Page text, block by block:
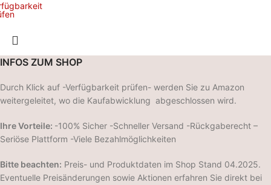
INFOS ZUM SHOP
Durch Klick auf -Verfügbarkeit prüfen- werden Sie zu Amazon
weitergeleitet, wo die Kaufabwicklung abgeschlossen wird.
Ihre Vorteile: -100% Sicher -Schneller Versand -Rückgaberecht –
Seriöse Plattform -Viele Bezahlmöglichkeiten
Bitte beachten: Preis- und Produktdaten im Shop Stand 04.2025.
Eventuelle Preisänderungen sowie Aktionen erfahren Sie direkt bei